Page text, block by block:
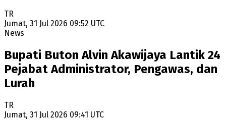
TR
Jumat, 31 Jul 2026 09:52 UTC
News
Bupati Buton Alvin Akawijaya Lantik 24
Pejabat Administrator, Pengawas, dan
Lurah
TR
Jumat, 31 Jul 2026 09:41 UTC